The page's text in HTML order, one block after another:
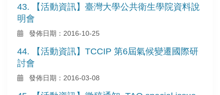
43. 【活動資訊】臺灣大學公共衛生學院資料說
明會
發佈日期：2016-10-25
44. 【活動資訊】TCCIP 第6屆氣候變遷國際研
討會
發佈日期：2016-03-08